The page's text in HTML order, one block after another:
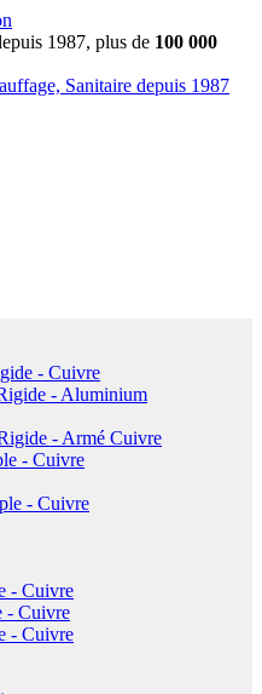
1987, plus de 100 000
- Cuivre
- Aluminium
- Armé Cuivre
- Cuivre
- Cuivre
- Cuivre
- Cuivre
- Cuivre